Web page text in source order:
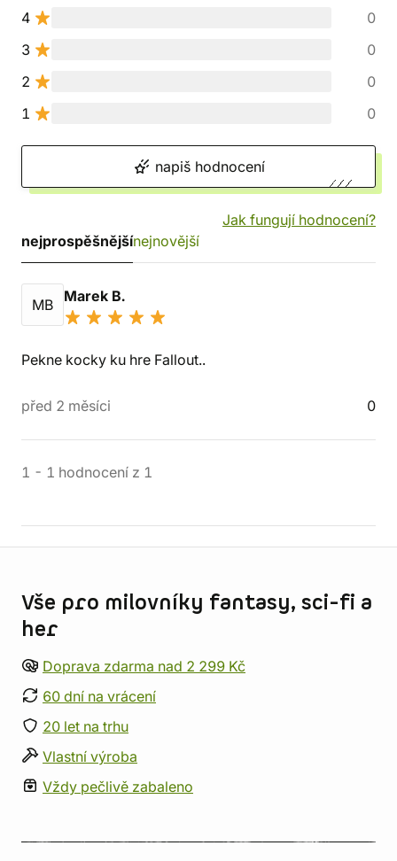
4
0
3
0
2
0
1
0
napiš hodnocení
Jak fungují hodnocení?
nejprospěšnějšínejnovější
MB Marek B.
Pekne kocky ku hre Fallout..
před 2 měsíci 0
1 - 1 hodnocení z 1
Vše pro milovníky fantasy, sci-fi a
her
Doprava zdarma nad 2 299 Kč
60 dní na vrácení
20 let na trhu
Vlastní výroba
Vždy pečlivě zabaleno